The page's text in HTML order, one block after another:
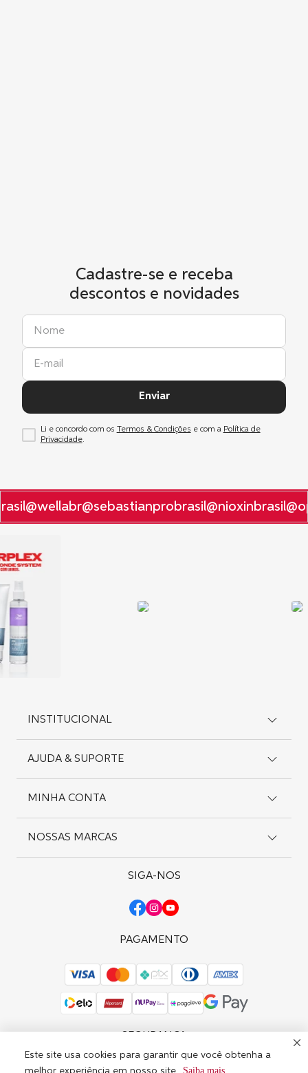
Este site usa cookies para garantir que você obtenha a
Saiba mais
Cadastre-se e receba
descontos e novidades
Enviar
Li e concordo com os Termos & Condições e com a Política de
Privacidade.
@wellabr@sebastianprobrasil@nioxinbrasil
INSTITUCIONAL
Cadastro
Preferências de Cookies
AJUDA & SUPORTE
Entregas
Pagamentos
Trocas e Devoluções
MINHA CONTA
Meus Endereços
NOSSAS MARCAS
Sebastian Professional
SIGA-NOS
PAGAMENTO
SEGURANÇA